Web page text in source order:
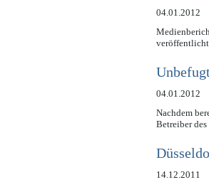
04.01.2012
04.01.2012
Nachdem
Betreiber
14.12.2011